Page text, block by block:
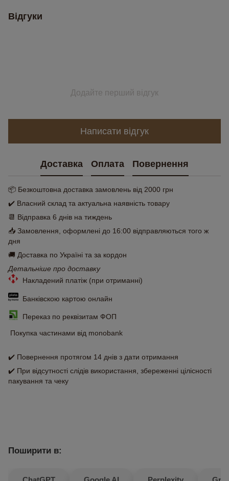
Відгуки
Додайте перший відгук
Написати відгук
Доставка Оплата Повернення
📦 Безкоштовна доставка замовлень від 2000 грн
✔️ Власний склад та актуальна наявність товару
📆 Відправка 6 днів на тиждень
📥 Замовлення, оформлені до 16:00 відправляються того ж
дня
🚚 Доставка по Україні та за кордон
Детальніше про доставку
Накладений платіж (при отриманні)
Банківскою картою онлайн
Переказ по реквізитам ФОП
Покупка частинами від monobank
✔️ Повернення протягом 14 днів з дати отримання
✔️ При відсутності слідів використання, збереженні цілісності
пакування та чеку
Поширити в: